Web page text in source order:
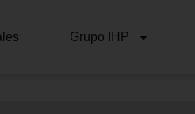
Grupo IHP